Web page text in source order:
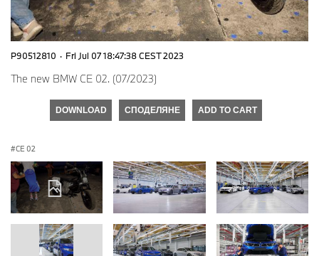
P90512810 · Fri Jul 07 18:47:38 CEST 2023
The new BMW CE 02. (07/2023)
DOWNLOAD СПОДЕЛЯНЕ ADD TO CART
CE 02